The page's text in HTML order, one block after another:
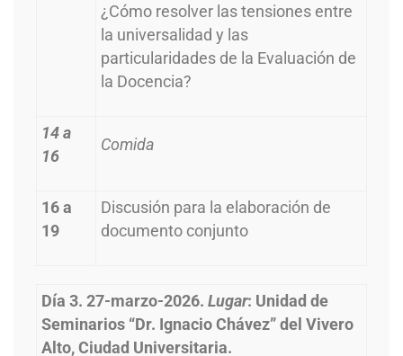
¿Cómo resolver las tensiones entre
la universalidad y las
particularidades de la Evaluación de
la Docencia?
14 a
16
Comida
16 a
19
Discusión para la elaboración de
documento conjunto
Día 3. 27-marzo-2026. Lugar: Unidad de
Seminarios “Dr. Ignacio Chávez” del Vivero
Alto, Ciudad Universitaria.